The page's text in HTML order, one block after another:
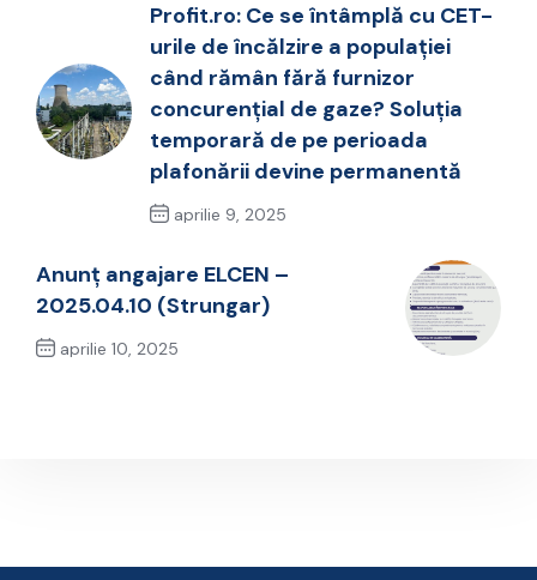
Profit.ro: Ce se întâmplă cu CET-
urile de încălzire a populației
când rămân fără furnizor
concurențial de gaze? Soluția
temporară de pe perioada
plafonării devine permanentă
aprilie 9, 2025
Anunț angajare ELCEN –
2025.04.10 (Strungar)
aprilie 10, 2025